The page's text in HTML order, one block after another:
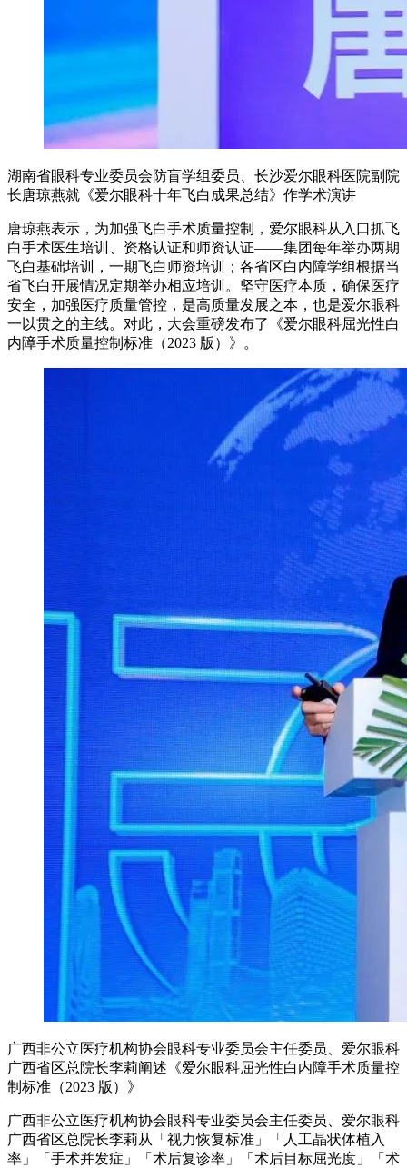
湖南省眼科专业委员会防盲学组委员、长沙爱尔眼科医院副院
长唐琼燕就《爱尔眼科十年飞白成果总结》作学术演讲
唐琼燕表示，为加强飞白手术质量控制，爱尔眼科从入口抓飞
白手术医生培训、资格认证和师资认证——集团每年举办两期
飞白基础培训，一期飞白师资培训；各省区白内障学组根据当
省飞白开展情况定期举办相应培训。坚守医疗本质，确保医疗
安全，加强医疗质量管控，是高质量发展之本，也是爱尔眼科
一以贯之的主线。对此，大会重磅发布了《爱尔眼科屈光性白
内障手术质量控制标准（2023 版）》。
广西非公立医疗机构协会眼科专业委员会主任委员、爱尔眼科
广西省区总院长李莉阐述《爱尔眼科屈光性白内障手术质量控
制标准（2023 版）》
广西非公立医疗机构协会眼科专业委员会主任委员、爱尔眼科
广西省区总院长李莉从「视力恢复标准」「人工晶状体植入
率」「手术并发症」「术后复诊率」「术后目标屈光度」「术